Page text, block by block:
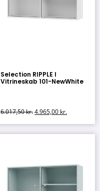
Selection RIPPLE I
Vitrineskab 101-NewWhite
6.017,50kr.4.965,00 kr.